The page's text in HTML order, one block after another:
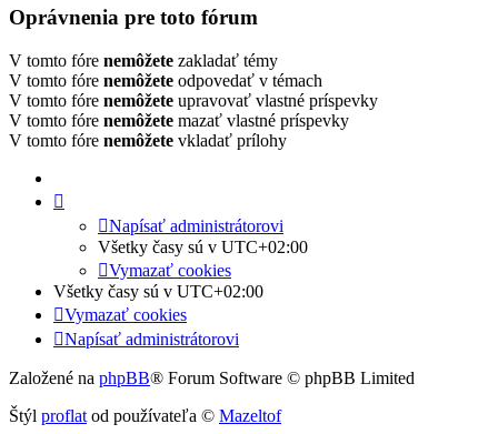
Oprávnenia pre toto fórum
V tomto fóre nemôžete zakladať témy
V tomto fóre nemôžete odpovedať v témach
V tomto fóre nemôžete upravovať vlastné príspevky
V tomto fóre nemôžete mazať vlastné príspevky
V tomto fóre nemôžete vkladať prílohy
Napísať administrátorovi
Všetky časy sú v UTC+02:00
Vymazať cookies
Všetky časy sú v UTC+02:00
Vymazať cookies
Napísať administrátorovi
Založené na phpBB® Forum Software © phpBB Limited
Štýl proflat od používateľa © Mazeltof